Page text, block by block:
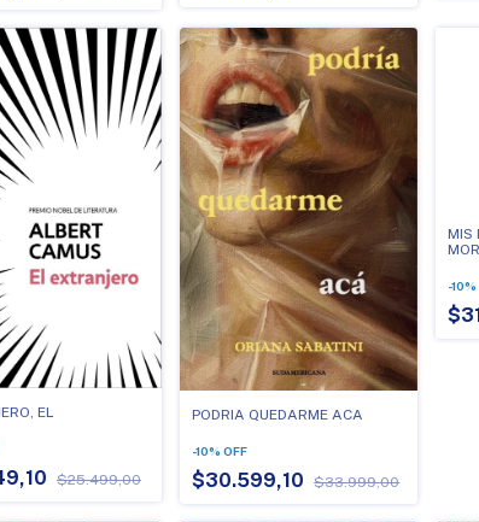
EL
$25.499,00
PODRIA QUEDARME ACA
-10%OFF
$30.599,10 $33.999,00
MIS
-10%